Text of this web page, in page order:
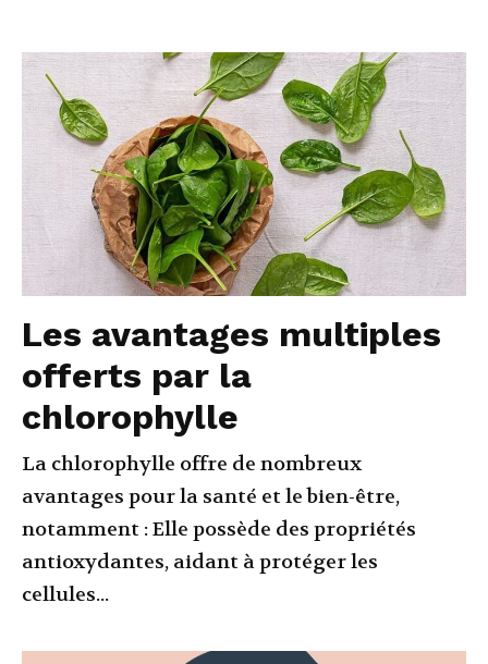
Les avantages multiples
offerts par la
chlorophylle
La chlorophylle offre de nombreux
avantages pour la santé et le bien-être,
notamment : Elle possède des propriétés
antioxydantes, aidant à protéger les
cellules...